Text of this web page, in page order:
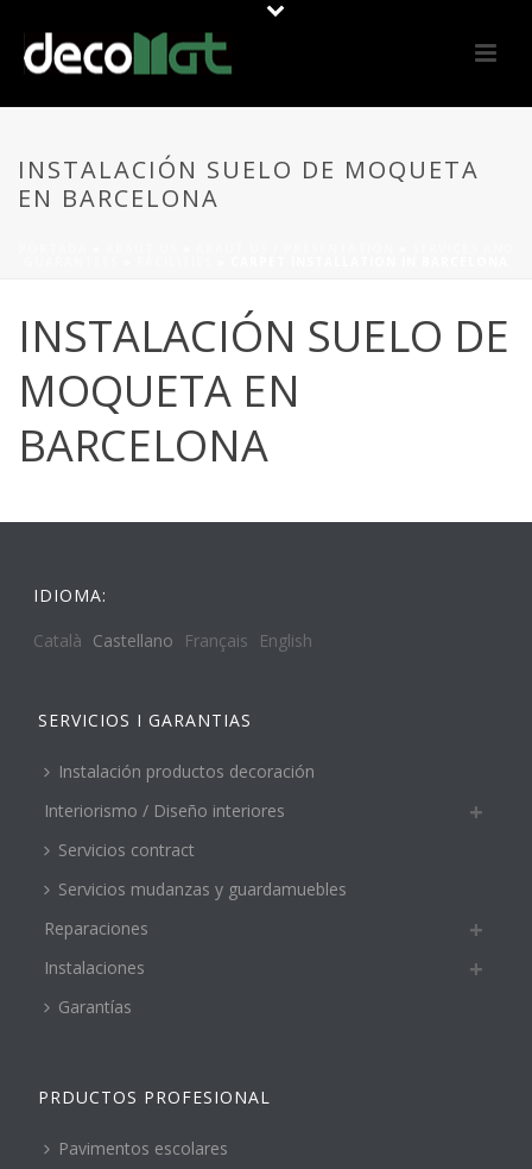
INSTALACIÓN SUELO DE MOQUETA
EN BARCELONA
INSTALACIÓN SUELO DE
MOQUETA EN
BARCELONA
IDIOMA:
Català Castellano Français English
SERVICIOS I GARANTIAS
Instalación productos decoración
Interiorismo / Diseño interiores
Servicios contract
Servicios mudanzas y guardamuebles
Reparaciones
Instalaciones
Garantías
PRDUCTOS PROFESIONAL
Pavimentos escolares